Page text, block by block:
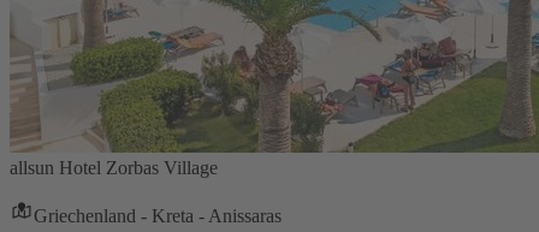
allsun Hotel Zorbas Village
Griechenland - Kreta - Anissaras